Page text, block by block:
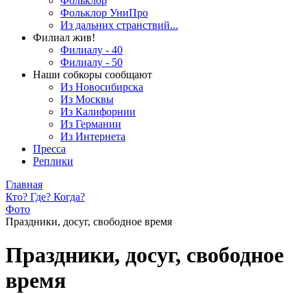
Фольклор УниПро
Из дальних странствий...
Филиал жив!
Филиалу - 40
Филиалу - 50
Наши собкоры сообщают
Из Новосибирска
Из Москвы
Из Калифорнии
Из Германии
Из Интернета
Пресса
Реплики
Главная
Кто? Где? Когда?
Фото
Праздники, досуг, свободное время
Праздники, досуг, свободное
время